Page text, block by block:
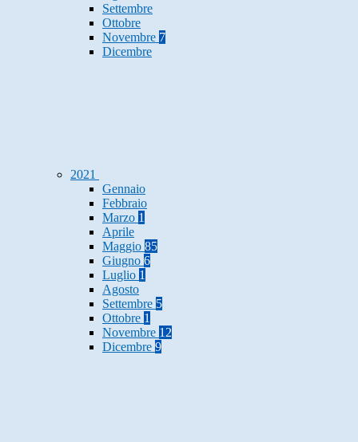
Settembre
Ottobre
Novembre 7
Dicembre
2021
Gennaio
Febbraio
Marzo 1
Aprile
Maggio 85
Giugno 6
Luglio 1
Agosto
Settembre 5
Ottobre 1
Novembre 12
Dicembre 9